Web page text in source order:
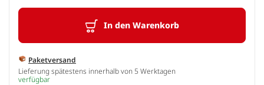
In den Warenkorb
Paketversand
Lieferung spätestens innerhalb von 5 Werktagen
verfügbar